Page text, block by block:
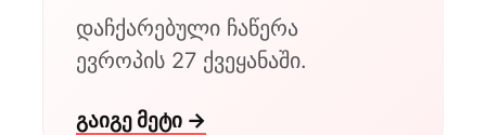
დაჩქარებული ჩაწერა
ევროპის 27 ქვეყანაში.
გაიგე მეტი →